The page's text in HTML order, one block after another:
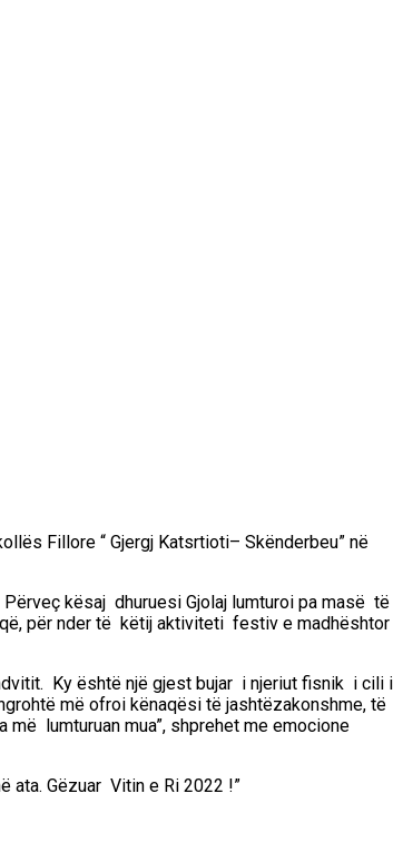
Fillore “ Gjergj Katsrtioti– Skënderbeu” në
kësaj dhuruesi Gjolaj lumturoi pa masë të
për nder të këtij aktiviteti festiv e madhështor
. Ky është një gjest bujar i njeriut fisnik i cili i
më ofroi kënaqësi të jashtëzakonshme, të
lumturuan mua”, shprehet me emocione
ata. Gëzuar Vitin e Ri 2022 !”